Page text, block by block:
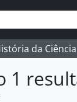
da Ciência
1